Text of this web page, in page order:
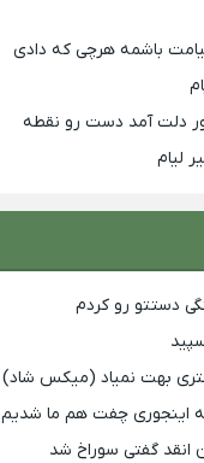
باشمه هرچی که دادی
دلت آمد دست رو نقطه
لیام
دستتو رو کردم
بهت نمیاد (میکس شاد)
اینجوری چفت هم ما شدیم
انقد گفتی سوراخ شد